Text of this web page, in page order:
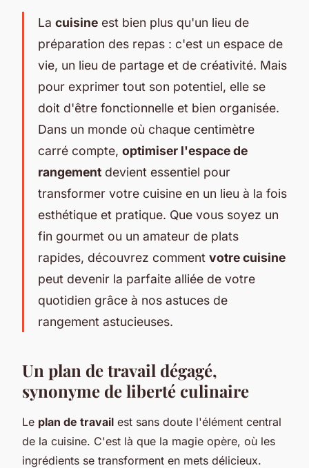
La cuisine est bien plus qu'un lieu de
préparation des repas : c'est un espace de
vie, un lieu de partage et de créativité. Mais
pour exprimer tout son potentiel, elle se
doit d'être fonctionnelle et bien organisée.
Dans un monde où chaque centimètre
carré compte, optimiser l'espace de
rangement devient essentiel pour
transformer votre cuisine en un lieu à la fois
esthétique et pratique. Que vous soyez un
fin gourmet ou un amateur de plats
rapides, découvrez comment votre cuisine
peut devenir la parfaite alliée de votre
quotidien grâce à nos astuces de
rangement astucieuses.
Un plan de travail dégagé,
synonyme de liberté culinaire
Le plan de travail est sans doute l'élément central
de la cuisine. C'est là que la magie opère, où les
ingrédients se transforment en mets délicieux.